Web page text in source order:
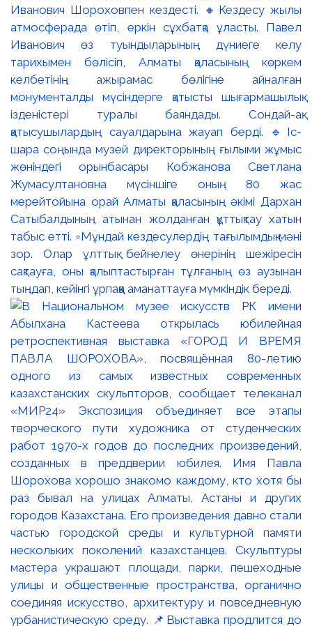
Иванович Шороховпен кездесті. 🔸Кездесу жылы
атмосферада өтіп, еркін сұхбатқа ұласты. Павел
Иванович өз туындыларының дүниеге келу
тарихымен бөлісіп, Алматы қаласының көркем
келбетінің ажырамас бөлігіне айналған
монументалды мүсіндерге қатысты шығармашылық
ізденістері туралы баяндады. Сондай-ақ
қатысушылардың сауалдарына жауап берді. 🔹Іс-
шара соңында музей директорының ғылыми жұмыс
жөніндегі орынбасары Кобжанова Светлана
Жумасултановна мүсіншіге оның 80 жас
мерейтойына орай Алматы қаласының әкімі Дархан
Сатыбалдының атынан жолданған құттықтау хатын
табыс етті. ▫️Мұндай кездесулердің тағылымдық мәні
зор. Олар ұлттық бейнелеу өнерінің шежіресін
сақтауға, оны қалыптастырған тұлғаның өз аузынан
тыңдап, кейінгі ұрпаққа аманаттауға мүмкіндік береді.